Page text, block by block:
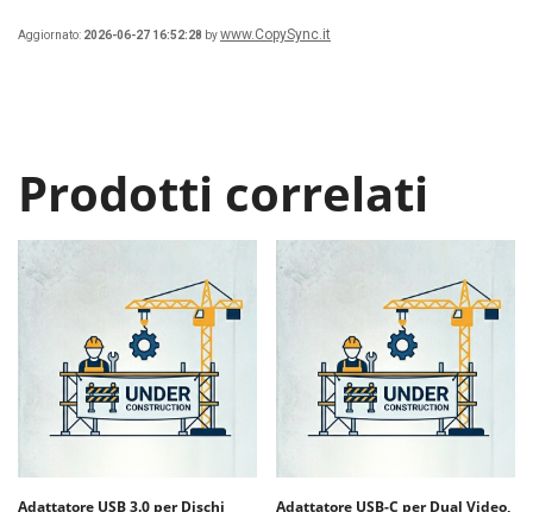
Aggiornato: 2026-06-27 16:52:28 bywww.CopySync.it
Prodotti correlati
Adattatore USB 3.0 per Dischi
Adattatore USB-C per Dual Video,